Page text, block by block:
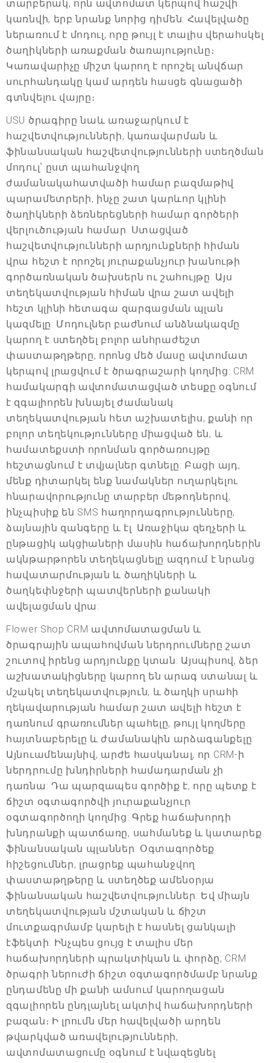
տարբերակ, որն ավտոմատ կերպով հաշվի
կառնվի, երբ նրանք նորից դիմեն: Հավելվածը
ներառում է մոդուլ, որը թույլ է տալիս վերահսկել
ծաղիկների առաքման ծառայությունը։
Կառավարիչը միշտ կարող է որոշել անվճար
սուրհանդակը կամ արդեն հասցե գնացածի
գտնվելու վայրը։
USU ծրագիրը նաև առաջարկում է
հաշվետվությունների, կառավարման և
ֆինանսական հաշվետվությունների ստեղծման
մոդուլ՝ ըստ պահանջվող
ժամանակահատվածի համար բազմաթիվ
պարամետրերի, ինչը շատ կարևոր կլինի
ծաղիկների ձեռներեցների համար գործերի
վերլուծության համար: Ստացված
հաշվետվությունների արդյունքների հիման
վրա հեշտ է որոշել յուրաքանչյուր խանութի
գործառնական ծախսերն ու շահույթը: Այս
տեղեկատվության հիման վրա շատ ավելի
հեշտ կլինի հետագա զարգացման պլան
կազմելը: Մոդուլներ բաժնում անձնակազմը
կարող է ստեղծել բոլոր անհրաժեշտ
փաստաթղթերը, որոնց մեծ մասը ավտոմատ
կերպով լրացվում է ծրագրաշարի կողմից: CRM
համակարգի ավտոմատացված տեսքը օգնում
է զգալիորեն խնայել ժամանակ
տեղեկատվության հետ աշխատելիս, քանի որ
բոլոր տեղեկությունները միացված են, և
համատեքստի որոնման գործառույթը
հեշտացնում է տվյալներ գտնելը: Բացի այդ,
մենք դիտարկել ենք նամակներ ուղարկելու
հնարավորությունը տարբեր մեթոդներով,
ինչպիսիք են SMS հաղորդագրությունները,
ձայնային զանգերը և էլ. Առաջիկա զեղչերի և
ընթացիկ ակցիաների մասին հաճախորդներին
ակնթարթորեն տեղեկացնելը ազդում է նրանց
հավատարմության և ծաղիկների և
ծաղկեփնջերի պատվերների քանակի
ավելացման վրա:
Flower Shop CRM ավտոմատացման և
ծրագրային ապահովման ներդրումները շատ
շուտով իրենց արդյունքը կտան: Այսպիսով, ձեր
աշխատակիցները կարող են արագ ստանալ և
մշակել տեղեկատվություն, և ծաղկի սրահի
ղեկավարության համար շատ ավելի հեշտ է
դառնում գրառումներ պահելը, թույլ կողմերը
հայտնաբերելը և ժամանակին արձագանքելը:
Այնուամենայնիվ, արժե հասկանալ, որ CRM-ի
ներդրումը խնդիրների համադարման չի
դառնա: Դա պարզապես գործիք է, որը պետք է
ճիշտ օգտագործվի յուրաքանչյուր
օգտագործողի կողմից: Գրեք հաճախորդի
խնդրանքի պատճառը, սահմանեք և կատարեք
ֆինանսական պլաններ: Օգտագործեք
հիշեցումներ, լրացրեք պահանջվող
փաստաթղթերը և ստեղծեք ամենօրյա
ֆինանսական հաշվետվություններ: Եվ միայն
տեղեկատվության մշտական և ճիշտ
մուտքագրմամբ կարելի է հասնել ցանկալի
էֆեկտի: Ինչպես ցույց է տալիս մեր
հաճախորդների պրակտիկան և փորձը, CRM
ծրագրի ներուժի ճիշտ օգտագործմամբ նրանք
ընդամենը մի քանի ամսում կարողացան
զգալիորեն ընդլայնել ակտիվ հաճախորդների
բազան։ Ի լրումն մեր հավելվածի արդեն
թվարկված առավելությունների,
ավտոմատացումը օգնում է նվազեցնել